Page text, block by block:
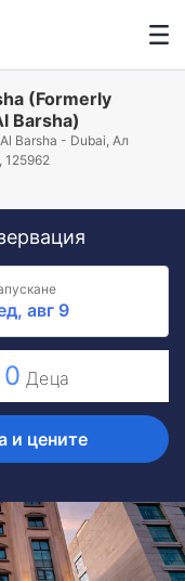
(Formerly
Barsha)
Barsha - Dubai, Ал
авг 9
0 Деца
и цените